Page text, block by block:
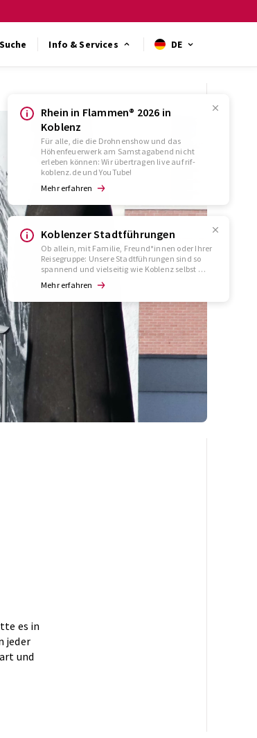
Suche Info & Services DE
Rhein in Flammen® 2026 in
Koblenz
Für alle, die die Drohnenshow und das
Höhenfeuerwerk am Samstagabend nicht
erleben können: Wir übertragen live auf rif-
koblenz.de und YouTube!
Mehr erfahren
Koblenzer Stadtführungen
Ob allein, mit Familie, Freund*innen oder Ihrer
Reisegruppe: Unsere Stadtführungen sind so
spannend und vielseitig wie Koblenz selbst …
Mehr erfahren
es in
jeder
und